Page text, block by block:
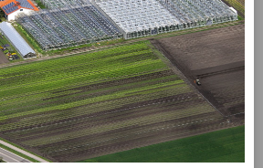
14:00 - 18:00
Freitag
14:00 - 18:00